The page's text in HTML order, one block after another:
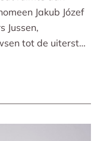
Jakub Józef
Jussen,
tot de uiterst